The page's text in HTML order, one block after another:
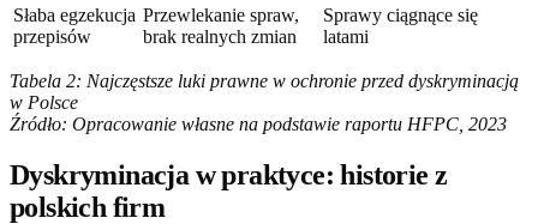
Słaba egzekucja
przepisów
Przewlekanie spraw,
brak realnych zmian
Sprawy ciągnące się
latami
Tabela 2: Najczęstsze luki prawne w ochronie przed dyskryminacją
w Polsce
Źródło: Opracowanie własne na podstawie raportu HFPC, 2023
Dyskryminacja w praktyce: historie z
polskich firm